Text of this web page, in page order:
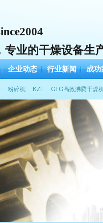
专业的干燥设备生
企业动态 行业新闻 成功
粉碎机 KZL GFG高效沸腾干燥